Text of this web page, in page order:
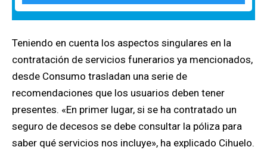
Teniendo en cuenta los aspectos singulares en la
contratación de servicios funerarios ya mencionados,
desde Consumo trasladan una serie de
recomendaciones que los usuarios deben tener
presentes. «En primer lugar, si se ha contratado un
seguro de decesos se debe consultar la póliza para
saber qué servicios nos incluye», ha explicado Cihuelo.